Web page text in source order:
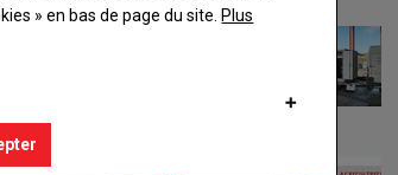
» en bas de page du site. Plus